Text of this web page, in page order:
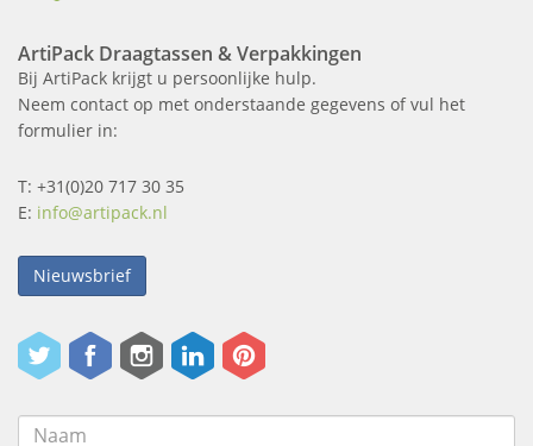
ArtiPack Draagtassen & Verpakkingen
Bij ArtiPack krijgt u persoonlijke hulp.
Neem contact op met onderstaande gegevens of vul het
formulier in:
T: +31(0)20 717 30 35
E: info@artipack.nl
Nieuwsbrief